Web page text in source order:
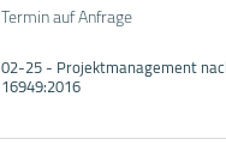
Termin auf Anfrage
02-25 - Projektmanagement
16949:2016